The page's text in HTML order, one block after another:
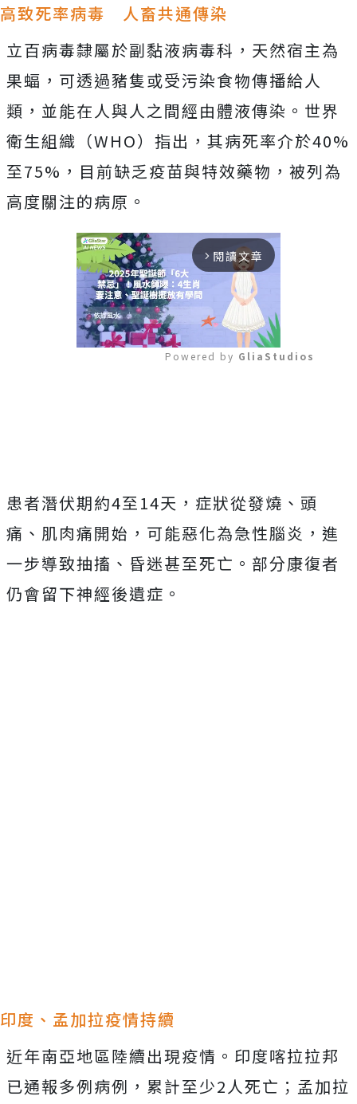
高致死率病毒 人畜共通傳染
立百病毒隸屬於副黏液病毒科，天然宿主為
果蝠，可透過豬隻或受污染食物傳播給人
類，並能在人與人之間經由體液傳染。世界
衛生組織（WHO）指出，其病死率介於40%
至75%，目前缺乏疫苗與特效藥物，被列為
高度關注的病原。
arrow_forward_ios 閱讀文章
Powered by GliaStudios
患者潛伏期約4至14天，症狀從發燒、頭
痛、肌肉痛開始，可能惡化為急性腦炎，進
一步導致抽搐、昏迷甚至死亡。部分康復者
仍會留下神經後遺症。
印度、孟加拉疫情持續
近年南亞地區陸續出現疫情。印度喀拉拉邦
已通報多例病例，累計至少2人死亡；孟加拉